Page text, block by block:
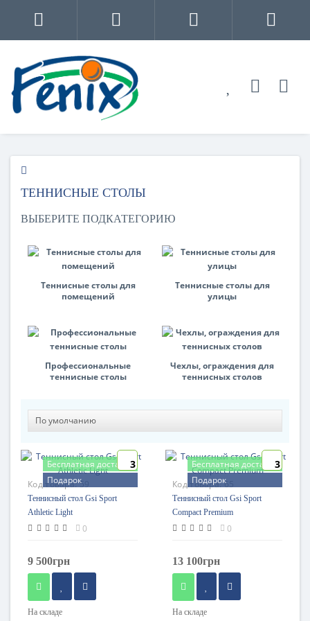
ТЕННИСНЫЕ СТОЛЫ
ВЫБЕРИТЕ ПОДКАТЕГОРИЮ
Теннисные столы для
помещений
Теннисные столы для
улицы
Профессиональные
теннисные столы
Чехлы, ограждения для
теннисных столов
Бесплатная доставка
Подарок
3
Код товара:59
Теннисный стол Gsi Sport
Athletic Light
0
9 500грн
На складе
Бесплатная доставка
Подарок
3
Код товара:65
Теннисный стол Gsi Sport
Compact Premium
0
13 100грн
На складе